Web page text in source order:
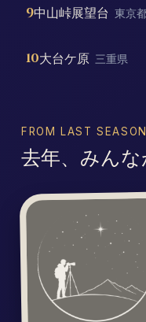
9中山峠展望台 東京
10大台ケ原 三重県
FROM LAST SEASON
去年、みん